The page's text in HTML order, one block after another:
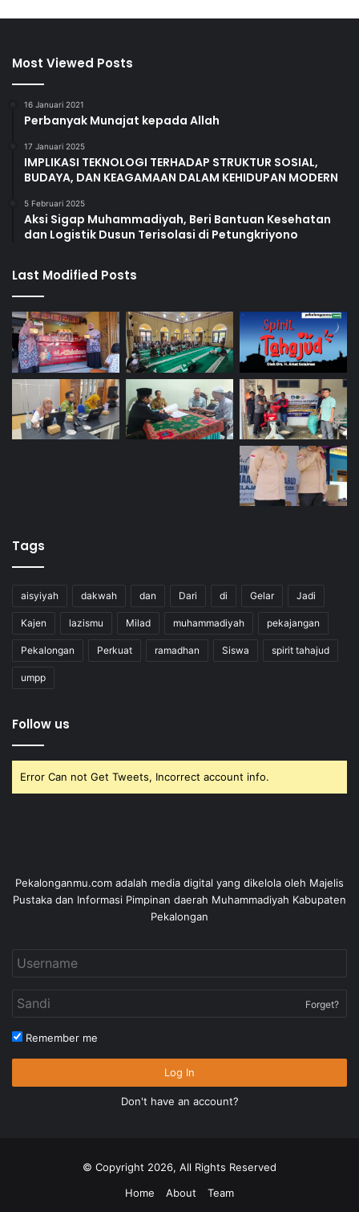
Most Viewed Posts
16 Januari 2021
Perbanyak Munajat kepada Allah
17 Januari 2025
IMPLIKASI TEKNOLOGI TERHADAP STRUKTUR SOSIAL,
BUDAYA, DAN KEAGAMAAN DALAM KEHIDUPAN MODERN
5 Februari 2025
Aksi Sigap Muhammadiyah, Beri Bantuan Kesehatan
dan Logistik Dusun Terisolasi di Petungkriyono
Last Modified Posts
Tags
aisyiyah dakwah dan Dari di Gelar Jadi
Kajen lazismu Milad muhammadiyah pekajangan
Pekalongan Perkuat ramadhan Siswa spirit tahajud
umpp
Follow us
Error Can not Get Tweets, Incorrect account info.
Pekalonganmu.com adalah media digital yang dikelola oleh Majelis
Pustaka dan Informasi Pimpinan daerah Muhammadiyah Kabupaten
Pekalongan
Forget?
Remember me
Log In
Don't have an account?
© Copyright 2026, All Rights Reserved
Home
About Team